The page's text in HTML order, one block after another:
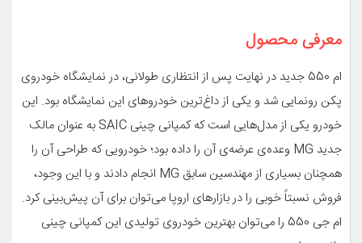
معرفی محصول
ام 550 جدید در نهایت پس از انتظاری طولانی، در نمایشگاه خودروی
پکن رونمایی شد و یکی از داغ‌ترین خودروهای این نمایشگاه بود. این
خودرو یکی از مدل‌هایی است که کمپانی چینی SAIC به عنوان مالک
جدید MG وعده‌ی عرضه‌ی آن را داده بود؛ خودرویی که طراحی آن را
همچنان بسیاری از مهندسین سابق MG انجام دادند و با این وجود،
فروش نسبتاً خوبی را در بازارهای اروپا می‌توان برای آن پیش‌بینی کرد.
ام جی 550 را می‌توان بهترین خودروی تولیدی این کمپانی چینی